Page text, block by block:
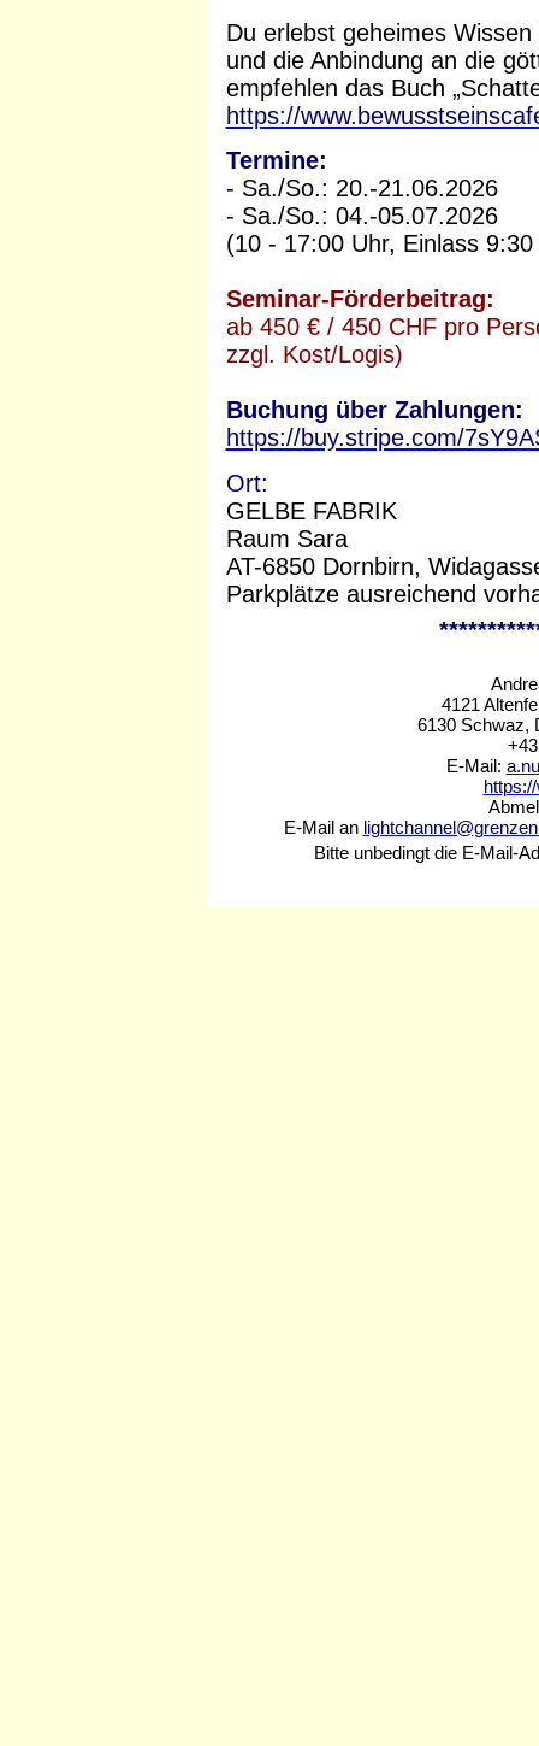
Du erlebst geheimes
und die Anbindung an die
empfehlen das Buch
https://
Termine:
- Sa./So.: 20.-21.06.2026
- Sa./So.: 04.-05.07.2026
(10 - 17:00 Uhr, Einlass 9:30
Seminar-Förderbeitrag:
ab 450 € / 450 CHF pro
zzgl. Kost/Logis)
Buchung über Zahlungen:
https://buy.stripe.com/
Ort:
GELBE FABRIK
Raum Sara
AT-6850 Dornbirn,
Parkplätze ausreichend
4121
6130 Schwaz,
E-Mail:
E-Mail an
Bitte unbedingt die E-Mail-